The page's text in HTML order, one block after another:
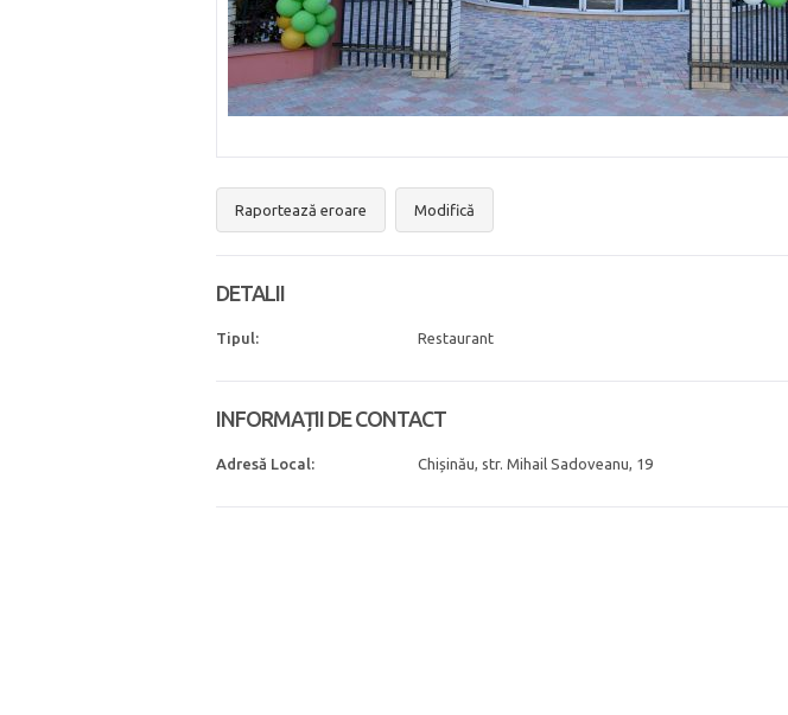
Raportează eroare Modifică
DETALII
Tipul: Restaurant
INFORMAȚII DE CONTACT
Adresă Local: Chișinău, str. Mihail Sadoveanu, 19